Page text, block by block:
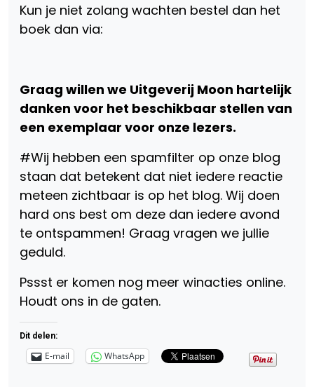
Kun je niet zolang wachten bestel dan het
boek dan via:
Graag willen we Uitgeverij Moon hartelijk
danken voor het beschikbaar stellen van
een exemplaar voor onze lezers.
#Wij hebben een spamfilter op onze blog
staan dat betekent dat niet iedere reactie
meteen zichtbaar is op het blog. Wij doen
hard ons best om deze dan iedere avond
te ontspammen! Graag vragen we jullie
geduld.
Pssst er komen nog meer winacties online.
Houdt ons in de gaten.
Dit delen:
E-mail WhatsApp